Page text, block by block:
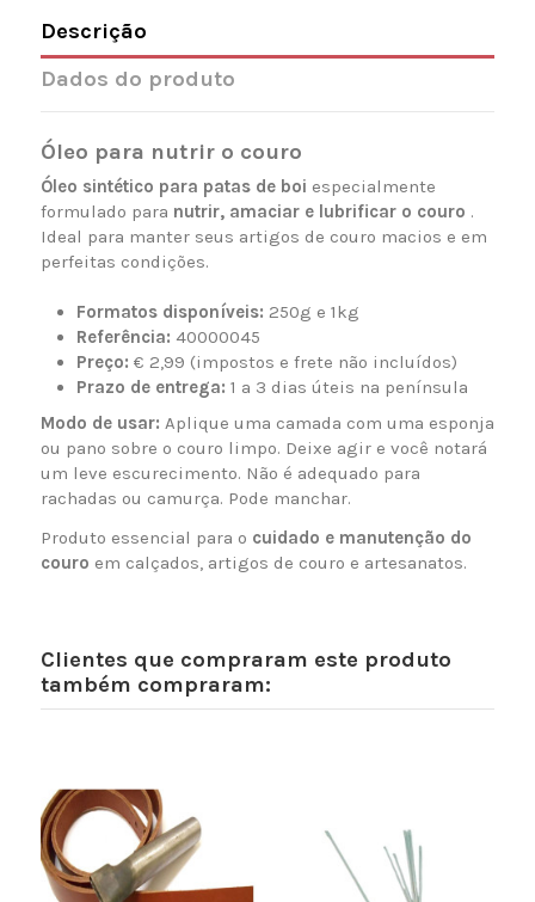
Descrição
Dados do produto
Óleo para nutrir o couro
Óleo sintético para patas de boi especialmente
formulado para nutrir, amaciar e lubrificar o couro .
Ideal para manter seus artigos de couro macios e em
perfeitas condições.
Formatos disponíveis: 250g e 1kg
Referência: 40000045
Preço: € 2,99 (impostos e frete não incluídos)
Prazo de entrega: 1 a 3 dias úteis na península
Modo de usar: Aplique uma camada com uma esponja
ou pano sobre o couro limpo. Deixe agir e você notará
um leve escurecimento. Não é adequado para
rachadas ou camurça. Pode manchar.
Produto essencial para o cuidado e manutenção do
couro em calçados, artigos de couro e artesanatos.
Clientes que compraram este produto
também compraram: